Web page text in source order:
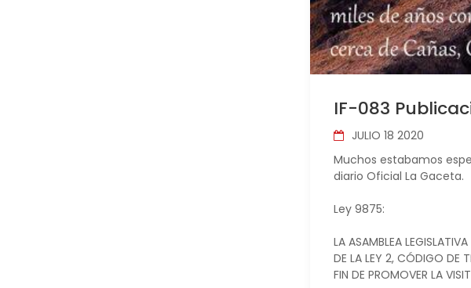
IF-083
JULIO 18 2020
Muchos estabamos
diario Oficial La Gaceta.
Ley 9875:
LA ASAMBLEA
DE LA LEY 2, CÓDIGO DE
FIN DE PROMOVER LA